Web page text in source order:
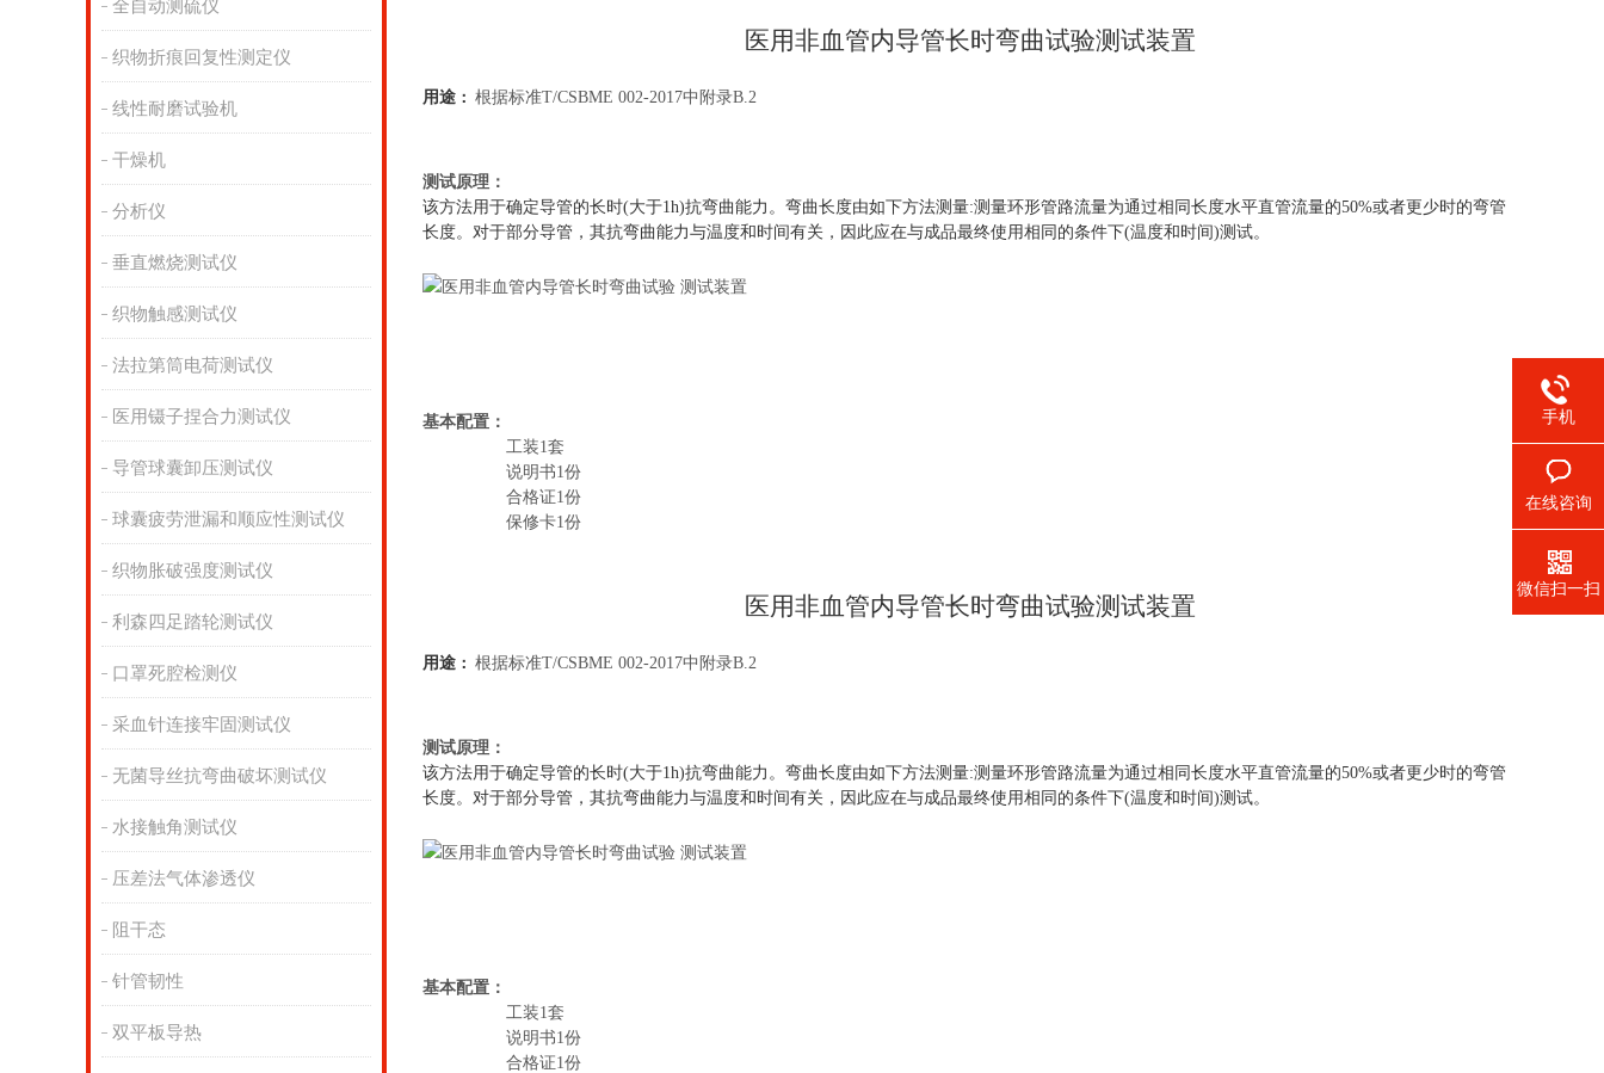
全自动测硫仪
织物折痕回复性测定仪
线性耐磨试验机
干燥机
分析仪
垂直燃烧测试仪
织物触感测试仪
法拉第筒电荷测试仪
医用镊子捏合力测试仪
导管球囊卸压测试仪
球囊疲劳泄漏和顺应性测试仪
织物胀破强度测试仪
利森四足踏轮测试仪
口罩死腔检测仪
采血针连接牢固测试仪
无菌导丝抗弯曲破坏测试仪
水接触角测试仪
压差法气体渗透仪
阻干态
针管韧性
双平板导热
医用非血管内导管长时弯曲试验测试装置
用途 ： 根据标准T/CSBME 002-2017中 附录B.2
测试原理 ：
该方法用于确定导管的长时(大于1h)抗弯曲能力。弯曲长度由如下方法测量:测量环形管路流量为通过相同长度水平直管流量的50%或者更少时的弯管
长度。对于部分导管，其抗弯曲能力与温度和时间有关，因此应在与成品最终使用相同的条件下(温度和时间)测试。
基本配置：
工装1套
说明书1份
合格证1份
保修卡1份
医用非血管内导管长时弯曲试验测试装置
用途 ： 根据标准T/CSBME 002-2017中 附录B.2
测试原理 ：
该方法用于确定导管的长时(大于1h)抗弯曲能力。弯曲长度由如下方法测量:测量环形管路流量为通过相同长度水平直管流量的50%或者更少时的弯管
长度。对于部分导管，其抗弯曲能力与温度和时间有关，因此应在与成品最终使用相同的条件下(温度和时间)测试。
基本配置：
工装1套
说明书1份
合格证1份
手机
在线咨询
微信扫一扫